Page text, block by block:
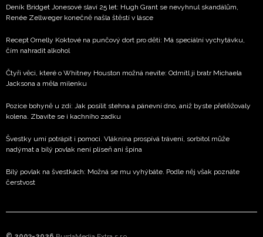
Deník Bridget Jonesové slaví 25 let: Hugh Grant se nevyhnul skandálům,
Renée Zellweger konečně našla štěstí v lásce
Recept Ornelly Koktové na punčový dort pro děti: Má speciální vychytávku,
čím nahradit alkohol
Čtyři věci, které o Whitney Houston možná nevíte: Odmítl ji bratr Michaela
Jacksona a měla milenku
Pozice bohyně u zdi: Jak posílit stehna a pánevní dno, aniž byste přetěžovaly
kolena. Zbavíte se i kachního zadku
Švestky umí potrápit i pomoci. Vláknina prospívá trávení, sorbitol může
nadýmat a bílý povlak není plíseň ani špína
Bílý povlak na švestkách: Možná se mu vyhýbáte. Podle něj však poznáte
čerstvost